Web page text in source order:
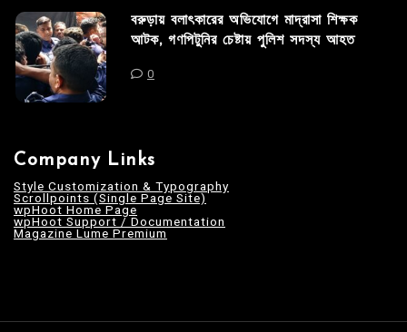
বরুড়ায় বলাৎকারের অভিযোগে মাদ্রাসা শিক্ষক
আটক, গণপিটুনির চেষ্টায় পুলিশ সদস্য আহত
0
Company Links
Style Customization & Typography
Scrollpoints (Single Page Site)
wpHoot Home Page
wpHoot Support / Documentation
Magazine Lume Premium